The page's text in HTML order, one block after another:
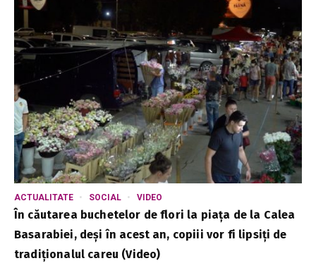
ACTUALITATE SOCIAL VIDEO
În căutarea buchetelor de flori la piața de la Calea
Basarabiei, deși în acest an, copiii vor fi lipsiți de
tradiționalul careu (Video)